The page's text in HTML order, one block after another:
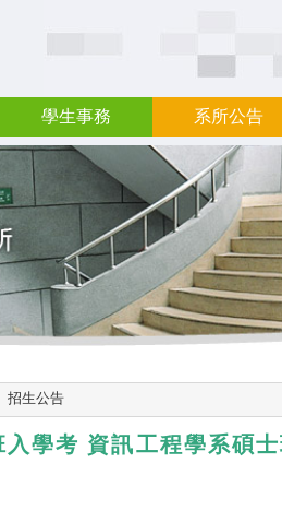
學生事務 系所公告
招生公告
入學考 資訊工程學系碩